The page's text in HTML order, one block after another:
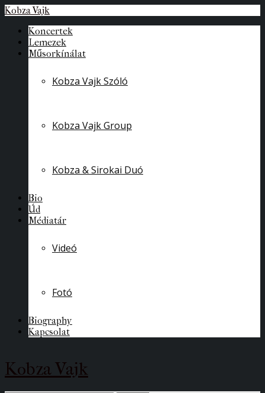
Kobza Vajk
Koncertek
Lemezek
Műsorkínálat
Kobza Vajk Szóló
Kobza Vajk Group
Kobza & Sirokai Duó
Bio
Úd
Médiatár
Videó
Fotó
Biography
Kapcsolat
Kobza Vajk